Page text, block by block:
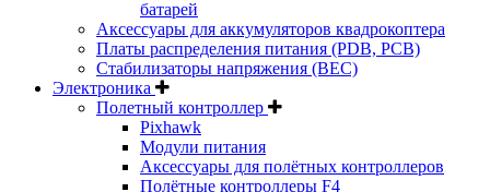
батарей
Аксессуары для аккумуляторов квадрокоптера
Платы распределения питания (PDB, PCB)
Стабилизаторы напряжения (BEC)
Электроника
Полетный контроллер
Pixhawk
Модули питания
Аксессуары для полётных контроллеров
Полётные контроллеры F4